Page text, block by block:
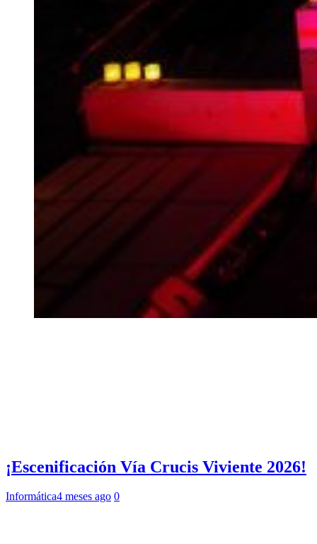
¡Escenificación Vía Crucis Viviente 2026!
Informática4 meses ago 0